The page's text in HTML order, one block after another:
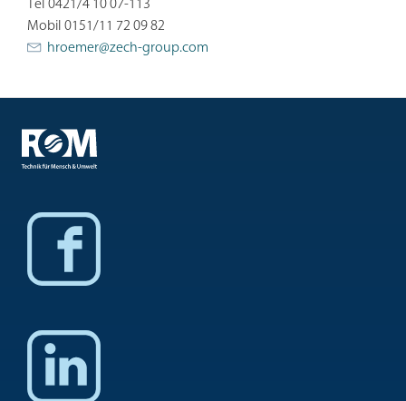
Tel 0421/4 10 07-113
Mobil 0151/11 72 09 82
hroemer@zech-group.com